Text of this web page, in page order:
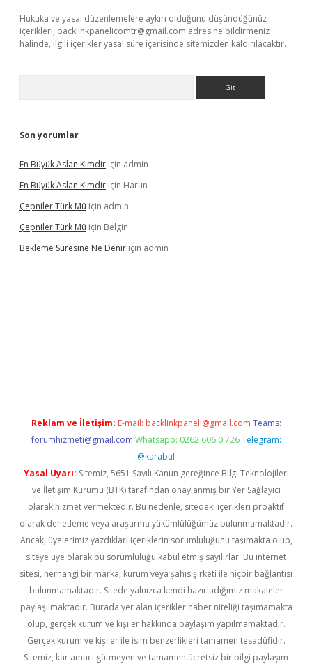
Hukuka ve yasal düzenlemelere aykırı olduğunu düşündüğünüz
içerikleri, backlinkpanelicomtr@gmail.com adresine bildirmeniz
halinde, ilgili içerikler yasal süre içerisinde sitemizden kaldırılacaktır.
Son yorumlar
En Büyük Aslan Kimdir için admin
En Büyük Aslan Kimdir için Harun
Çepniler Türk Mü için admin
Çepniler Türk Mü için Belgin
Bekleme Süresine Ne Denir için admin
Reklam ve İletişim: E-mail: backlinkpaneli@gmail.com Teams:
forumhizmeti@gmail.com Whatsapp: 0262 606 0 726 Telegram:
@karabul
Yasal Uyarı: Sitemiz, 5651 Sayılı Kanun gereğince Bilgi Teknolojileri
ve İletişim Kurumu (BTK) tarafından onaylanmış bir Yer Sağlayıcı
olarak hizmet vermektedir. Bu nedenle, sitedeki içerikleri proaktif
olarak denetleme veya araştırma yükümlülüğümüz bulunmamaktadır.
Ancak, üyelerimiz yazdıkları içeriklerin sorumluluğunu taşımakta olup,
siteye üye olarak bu sorumluluğu kabul etmiş sayılırlar. Bu internet
sitesi, herhangi bir marka, kurum veya şahıs şirketi ile hiçbir bağlantısı
bulunmamaktadır. Sitede yalnızca kendi hazırladığımız makaleler
paylaşılmaktadır. Burada yer alan içerikler haber niteliği taşımamakta
olup, gerçek kurum ve kişiler hakkında paylaşım yapılmamaktadır.
Gerçek kurum ve kişiler ile isim benzerlikleri tamamen tesadüfidir.
Sitemiz, kar amacı gütmeyen ve tamamen ücretsiz bir bilgi paylaşım